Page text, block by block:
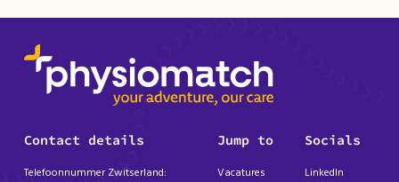
Contact details
Telefoonnummer Zwitserland:
Jump to
Vacatures
Socials
LinkedIn